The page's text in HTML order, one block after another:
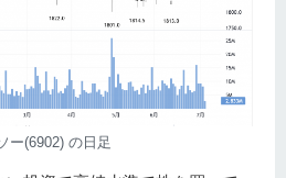
ー(6902) の日足